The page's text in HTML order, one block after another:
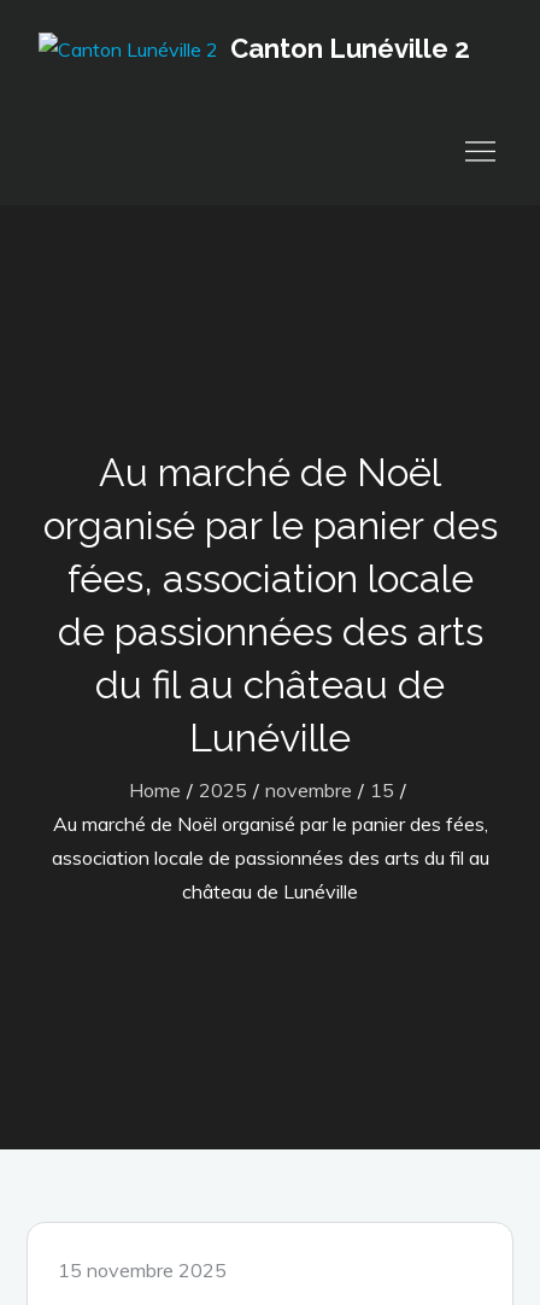
Canton Lunéville 2
Au marché de Noël
organisé par le panier des
fées, association locale
de passionnées des arts
du fil au château de
Lunéville
Home 2025 novembre
15
Au marché de Noël organisé par le panier des fées,
association locale de passionnées des arts du fil au
château de Lunéville
Posted
15 novembre 2025